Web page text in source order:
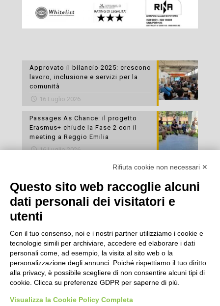
Approvato il bilancio 2025: crescono
lavoro, inclusione e servizi per la
comunità
16 Luglio 2026
Passages As Chance: il progetto
Erasmus+ chiude la Fase 2 con il
meeting a Reggio Emilia
16 Luglio 2026
Esami di laboratorio preventivi
cura della propria salute
16 Luglio 2026
Rifiuta cookie non necessari ✕
Questo sito web raccoglie alcuni
dati personali dei visitatori e
utenti
Con il tuo consenso, noi e i nostri partner utilizziamo i cookie e
tecnologie simili per archiviare, accedere ed elaborare i dati
personali come, ad esempio, la visita al sito web o la
personalizzazione degli annunci. Poiché rispettiamo il tuo diritto
alla privacy, è possibile scegliere di non consentire alcuni tipi di
cookie. Clicca su preferenze GDPR per saperne di più.
Visualizza la Cookie Policy Completa